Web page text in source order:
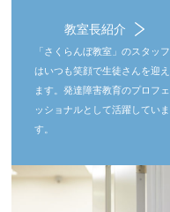
教室長紹介
「さくらんぼ教室」のスタッフ
はいつも笑顔で生徒さんを迎え
ます。発達障害教育のプロフェ
ッショナルとして活躍していま
す。